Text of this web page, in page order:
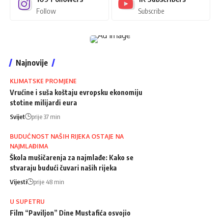
Follow Subscribe
Najnovije
KLIMATSKE PROMJENE
Vrućine i suša koštaju evropsku ekonomiju
stotine milijardi eura
Svijet prije 37 min
BUDUĆNOST NAŠIH RIJEKA OSTAJE NA
NAJMLAĐIMA
Škola mušičarenja za najmlađe: Kako se
stvaraju budući čuvari naših rijeka
Vijesti prije 48 min
U SUPETRU
Film “Paviljon” Dine Mustafića osvojio